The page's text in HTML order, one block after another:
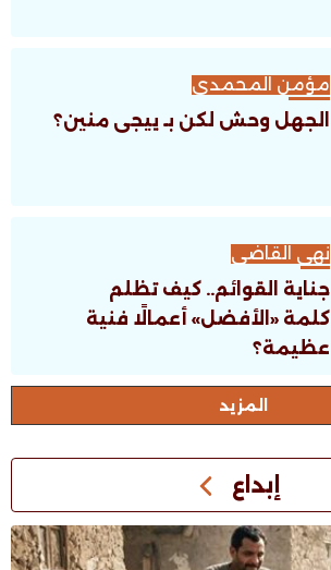
مؤمن المحمدى
الجهل وحش لكن بـ ييجى منين؟
نهى القاضى
جناية القوائم.. كيف تظلم
كلمة «الأفضل» أعمالًا فنية
عظيمة؟
اﻟﻤﺰﻳﺪ
إبداع